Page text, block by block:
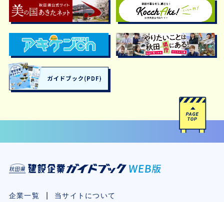
企業一覧
当サイトについて